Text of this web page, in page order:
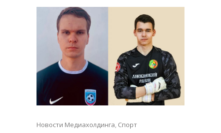
Новости Медиахолдинга, Спорт